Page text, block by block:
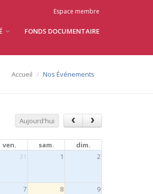
Espace membre
FONDS DOCUMENTAIRE
Accueil Nos Événements
Aujourd'hui
ven. sam.
dim.
31 1 2
7 8 9